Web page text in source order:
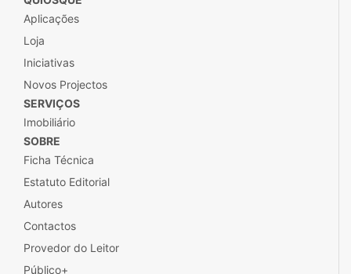
Aplicações
Loja
Iniciativas
Novos Projectos
SERVIÇOS
Imobiliário
SOBRE
Ficha Técnica
Estatuto Editorial
Autores
Contactos
Provedor do Leitor
Público+